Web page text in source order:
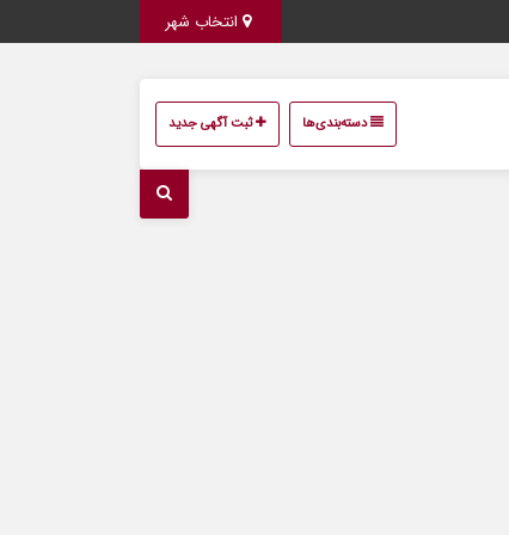
دسته‌بندی‌ها ثبت آگهی جدید